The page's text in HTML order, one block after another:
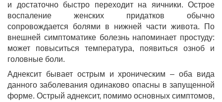
и достаточно быстро переходит на яичники. Острое
воспаление женских придатков обычно
сопровождается болями в нижней части живота. По
внешней симптоматике болезнь напоминает простуду:
может повыситься температура, появиться озноб и
головные боли.
Аднексит бывает острым и хроническим – оба вида
данного заболевания одинаково опасны в запущенной
форме. Острый аднексит, помимо основных симптомов,